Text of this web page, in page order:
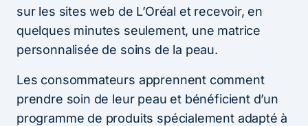
sur les sites web de L’Oréal et recevoir, en
quelques minutes seulement, une matrice
personnalisée de soins de la peau.
Les consommateurs apprennent comment
prendre soin de leur peau et bénéficient d’un
programme de produits spécialement adapté à